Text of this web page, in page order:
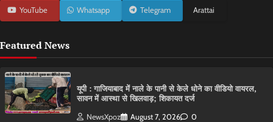
YouTube Whatsapp Telegram Arattai
Featured News
यूपी : गाजियाबाद में नाले के पानी से केले धोने का वीडियो वायरल,
सावन में आस्था से खिलवाड़; शिकायत दर्ज
NewsXpoz August 7, 2026 0